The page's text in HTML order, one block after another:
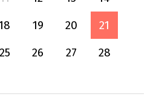
19 20
21
25 26 27
28